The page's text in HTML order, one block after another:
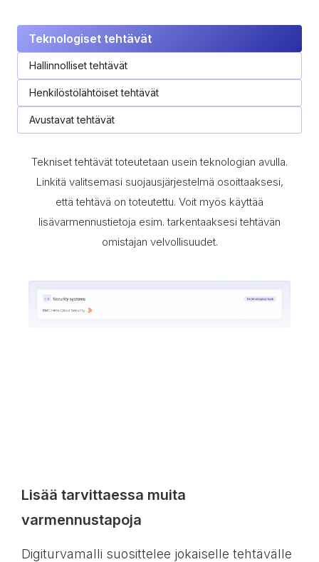
Teknologiset tehtävät
Hallinnolliset tehtävät
Henkilöstölähtöiset tehtävät
Avustavat tehtävät
Tekniset tehtävät toteutetaan usein teknologian avulla.
Linkitä valitsemasi suojausjärjestelmä osoittaaksesi,
että tehtävä on toteutettu. Voit myös käyttää
lisävarmennustietoja esim. tarkentaaksesi tehtävän
omistajan velvollisuudet.
Lisää tarvittaessa muita
varmennustapoja
Digiturvamalli suosittelee jokaiselle tehtävälle